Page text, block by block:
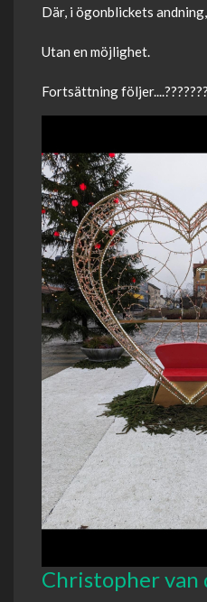
Där, i ögonblickets
Utan en möjlighet.
Fortsättning följer....???????
Christopher van